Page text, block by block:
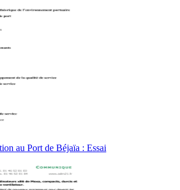
au Port de Béjaïa : Essai